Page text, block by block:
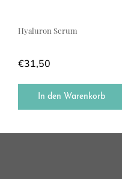
Hyaluron Serum
€31,50
In den Warenkorb